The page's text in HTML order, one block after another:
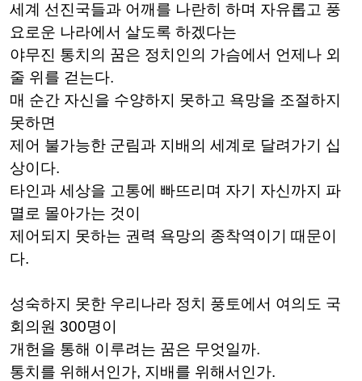
세계 선진국들과 어깨를 나란히 하며 자유롭고 풍
요로운 나라에서 살도록 하겠다는
야무진 통치의 꿈은 정치인의 가슴에서 언제나 외
줄 위를 걷는다.
매 순간 자신을 수양하지 못하고 욕망을 조절하지
못하면
제어 불가능한 군림과 지배의 세계로 달려가기 십
상이다.
타인과 세상을 고통에 빠뜨리며 자기 자신까지 파
멸로 몰아가는 것이
제어되지 못하는 권력 욕망의 종착역이기 때문이
다.
성숙하지 못한 우리나라 정치 풍토에서 여의도 국
회의원 300명이
개헌을 통해 이루려는 꿈은 무엇일까.
통치를 위해서인가, 지배를 위해서인가.